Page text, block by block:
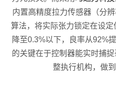
内置高精度拉力传感器（分
算法，将实际张力锁定在设
降至0.3%以下，良率从92%
的关键在于控制器能实时捕
整执行机构，做到